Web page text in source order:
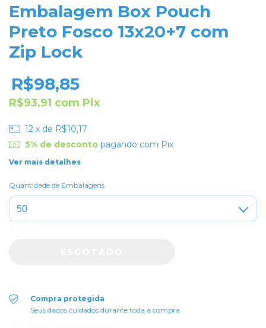
Embalagem Box Pouch
Preto Fosco 13x20+7 com
Zip Lock
R$98,85
R$93,91 com Pix
12 x de R$10,17
5% de descontopagando com Pix
Ver mais detalhes
Quantidade de Embalagens
Compra protegida
Seus dados cuidados durante toda a compra.